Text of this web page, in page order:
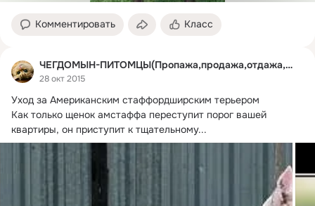
Комментировать Класс
ЧЕГДОМЫН-ПИТОМЦЫ(Пропажа,продажа,отдажа,приютяжа)
28 окт 2015
Уход за Американским стаффордширским терьером
Как только щенок амстаффа переступит порог вашей
квартиры, он приступит к тщательному...